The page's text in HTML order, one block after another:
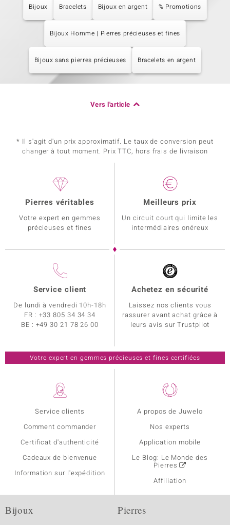
Bijoux Bracelets Bijoux en argent % Promotions
Bijoux Homme | Pierres précieuses et fines
Bijoux sans pierres précieuses Bracelets en argent
Vers l'article
* Il s'agit d'un prix approximatif. Le taux de conversion peut
changer à tout moment. Prix TTC, hors frais de livraison
Service clients
Comment commander
Certificat d'authenticité
Cadeaux de bienvenue
Information sur l'expédition
A propos de Juwelo
Nos experts
Application mobile
Le Blog: Le Monde des
Pierres
Affiliation
Pierres véritables
Votre expert en gemmes
précieuses et fines
Meilleurs prix
Un circuit court qui limite les
intermédiaires onéreux
Service client
De lundi à vendredi 10h-18h
FR : +33 805 34 34 34
BE : +49 30 21 78 26 00
Achetez en sécurité
Laissez nos clients vous
rassurer avant achat grâce à
leurs avis sur Trustpilot
Votre expert en gemmes précieuses et fines certifiées
Bijoux Pierres